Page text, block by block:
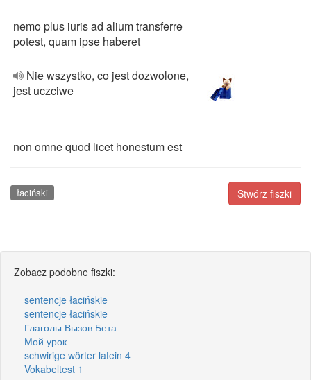
nemo plus iuris ad alium transferre
potest, quam ipse haberet
Nie wszystko, co jest dozwolone,
jest uczciwe
non omne quod licet honestum est
Stwórz fiszki
łaciński
Zobacz podobne fiszki:
sentencje łacińskie
sentencje łacińskie
Глаголы Вызов Бета
Мой урок
schwirige wörter latein 4
Vokabeltest 1